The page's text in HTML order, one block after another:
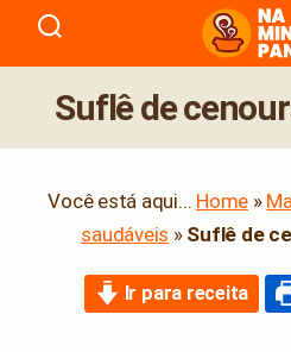
Suflê de
Você está aqui... Home »
saudáveis » Suflê de
Ir para receita